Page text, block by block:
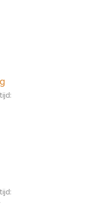
display?
(APD)?
mijn kookplaat schoon?